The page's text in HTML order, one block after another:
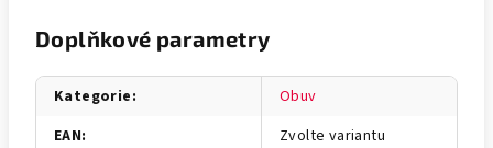
Doplňkové parametry
Kategorie:
Obuv
EAN:
Zvolte variantu